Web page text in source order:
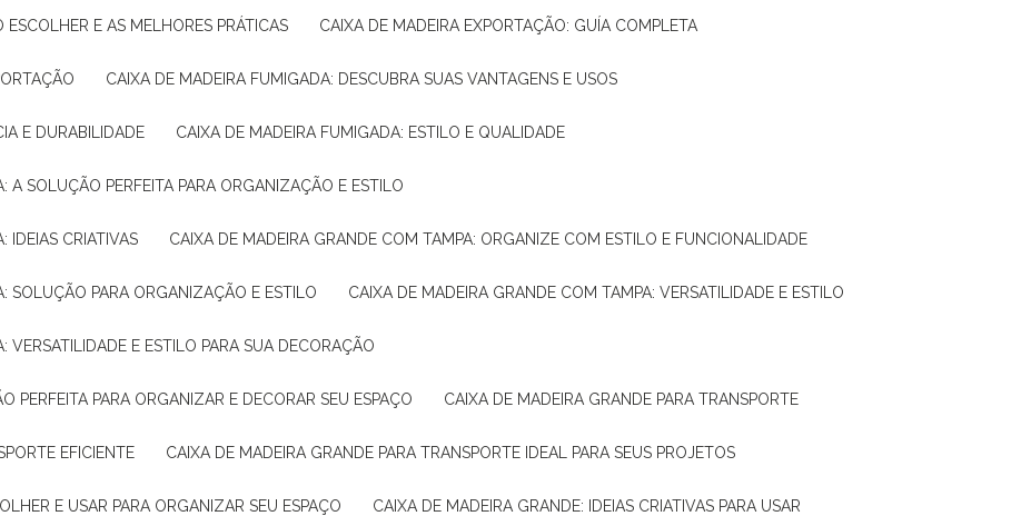
ESCOLHER E AS MELHORES PRÁTICAS CAIXA DE MADEIRA EXPORTAÇÃO: GUÍA COMPLETA
CAIXA DE MADEIRA FUMIGADA: DESCUBRA SUAS VANTAGENS E USOS
E DURABILIDADE CAIXA DE MADEIRA FUMIGADA: ESTILO E QUALIDADE
A SOLUÇÃO PERFEITA PARA ORGANIZAÇÃO E ESTILO
IDEIAS CRIATIVAS CAIXA DE MADEIRA GRANDE COM TAMPA: ORGANIZE COM ESTILO E FUNCIONALIDADE
SOLUÇÃO PARA ORGANIZAÇÃO E ESTILO CAIXA DE MADEIRA GRANDE COM TAMPA: VERSATILIDADE E ESTILO
VERSATILIDADE E ESTILO PARA SUA DECORAÇÃO
PERFEITA PARA ORGANIZAR E DECORAR SEU ESPAÇO CAIXA DE MADEIRA GRANDE PARA TRANSPORTE
EFICIENTE CAIXA DE MADEIRA GRANDE PARA TRANSPORTE IDEAL PARA SEUS PROJETOS
E USAR PARA ORGANIZAR SEU ESPAÇO CAIXA DE MADEIRA GRANDE: IDEIAS CRIATIVAS PARA USAR